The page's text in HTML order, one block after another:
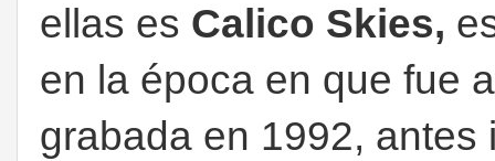
ellas es Calico Skies,
en la época en que fue
grabada en 1992,